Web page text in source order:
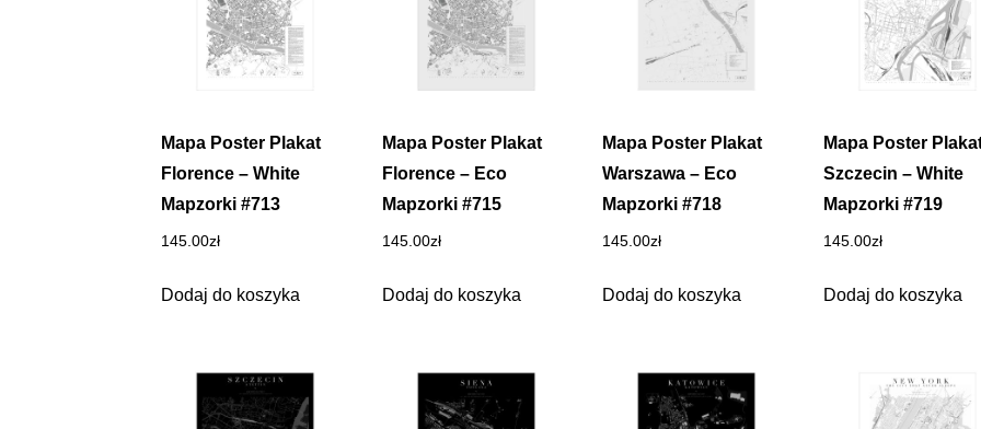
Mapa Poster Plakat
Florence – White
Mapzorki #713
145.00zł
Dodaj do koszyka
Mapa Poster Plakat
Florence – Eco
Mapzorki #715
145.00zł
Dodaj do koszyka
Mapa Poster Plakat
Warszawa – Eco
Mapzorki #718
145.00zł
Dodaj do koszyka
Mapa Poster
Szczecin – White
Mapzorki #719
145.00zł
Dodaj do koszyka